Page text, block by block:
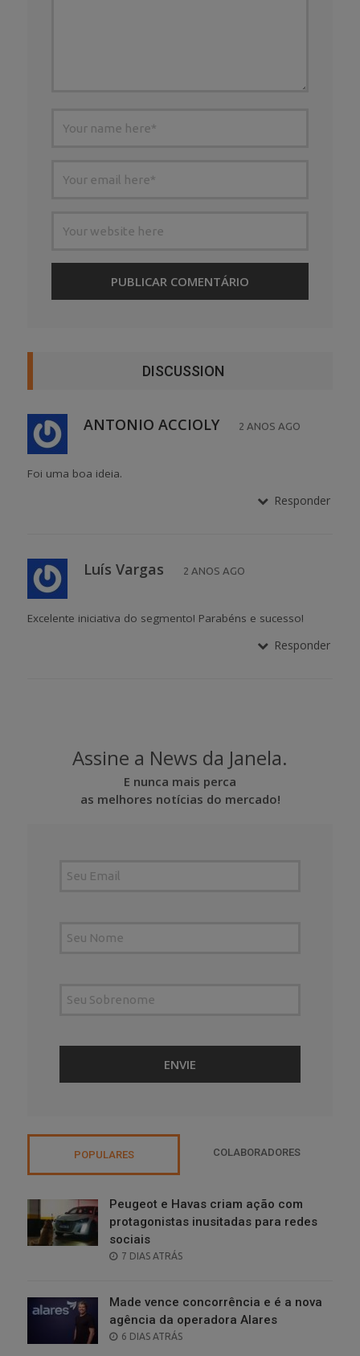
DISCUSSION
ANTONIO ACCIOLY 2 ANOS AGO
Foi uma boa ideia.
Responder
Luís Vargas 2 ANOS AGO
Excelente iniciativa do segmento! Parabéns e sucesso!
Responder
Assine a News da Janela.
E nunca mais perca
as melhores notícias do mercado!
POPULARES COLABORADORES
Peugeot e Havas criam ação com
protagonistas inusitadas para redes
sociais
POSTED
7 DIAS ATRÁS
Made vence concorrência e é a nova
agência da operadora Alares
POSTED
6 DIAS ATRÁS